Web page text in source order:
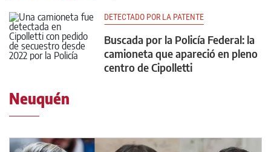
DETECTADO POR LA PATENTE
Buscada por la Policía Federal: la
camioneta que apareció en pleno
centro de Cipolletti
Neuquén